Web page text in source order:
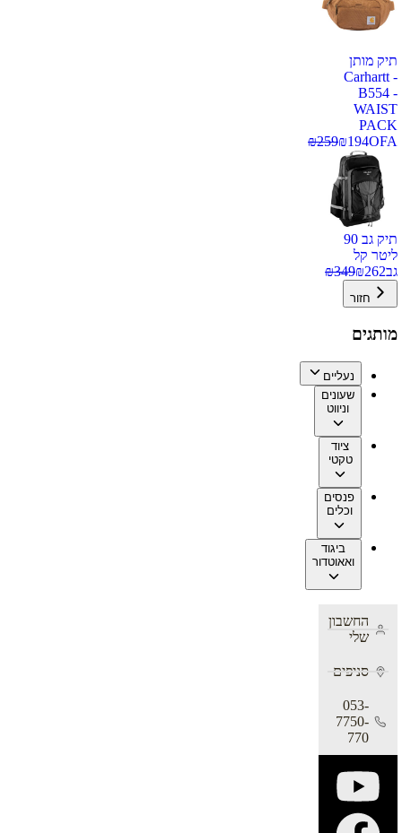
תיק מותן
Carhartt -
B554 -
WAIST
PACK
OFA
₪194
₪259
תיק גב 90
ליטר קל
גב
₪262
₪349
חזור
מותגים
נעליים
שעונים
וניווט
ציוד
טקטי
פנסים
וכלים
ביגוד
ואאוטדור
החשבון
שלי
סניפים
053-
7750-
770